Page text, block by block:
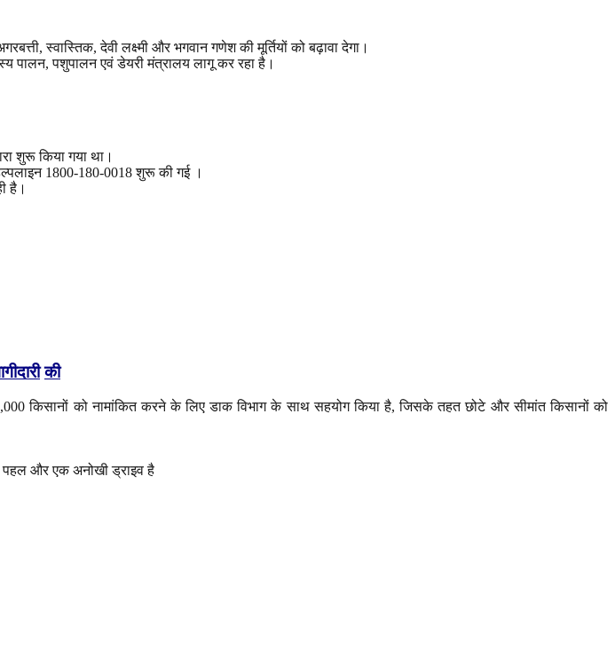
स्वास्तिक, देवी लक्ष्मी और भगवान गणेश की मूर्तियों को बढ़ावा देगा।
पालन, पशुपालन एवं डेयरी मंत्रालय लागू कर रहा है।
शुरू किया गया था।
1800-180-0018 शुरू की गई ।
है।
की
किसानों को नामांकित करने के लिए डाक विभाग के साथ सहयोग किया है, जिसके तहत छोटे और सीमांत किसानों को
पहल और एक अनोखी ड्राइव है